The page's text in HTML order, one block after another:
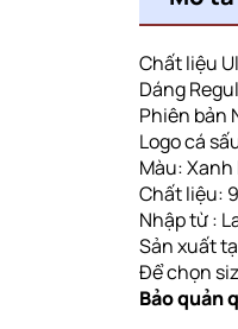
Chất liệu
Dáng
Phiên bản
Logo cá
Màu: Xanh
Chất liệu:
Nhập từ :
Sản xuất
Để chọn
Bảo quản